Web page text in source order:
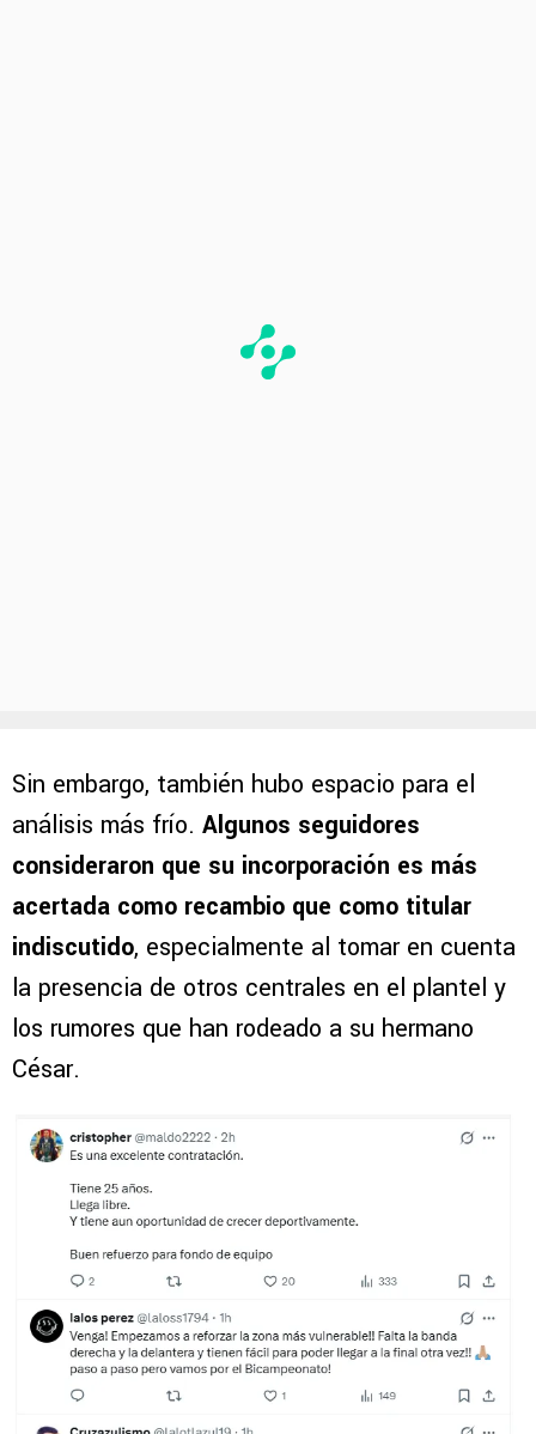
Sin embargo, también hubo espacio para el
análisis más frío. Algunos seguidores
consideraron que su incorporación es más
acertada como recambio que como titular
indiscutido, especialmente al tomar en cuenta
la presencia de otros centrales en el plantel y
los rumores que han rodeado a su hermano
César.